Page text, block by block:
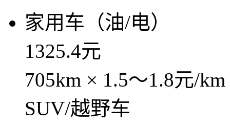
家用车（油/电）
1325.4元
705km × 1.5～1.8元/km
SUV/越野车